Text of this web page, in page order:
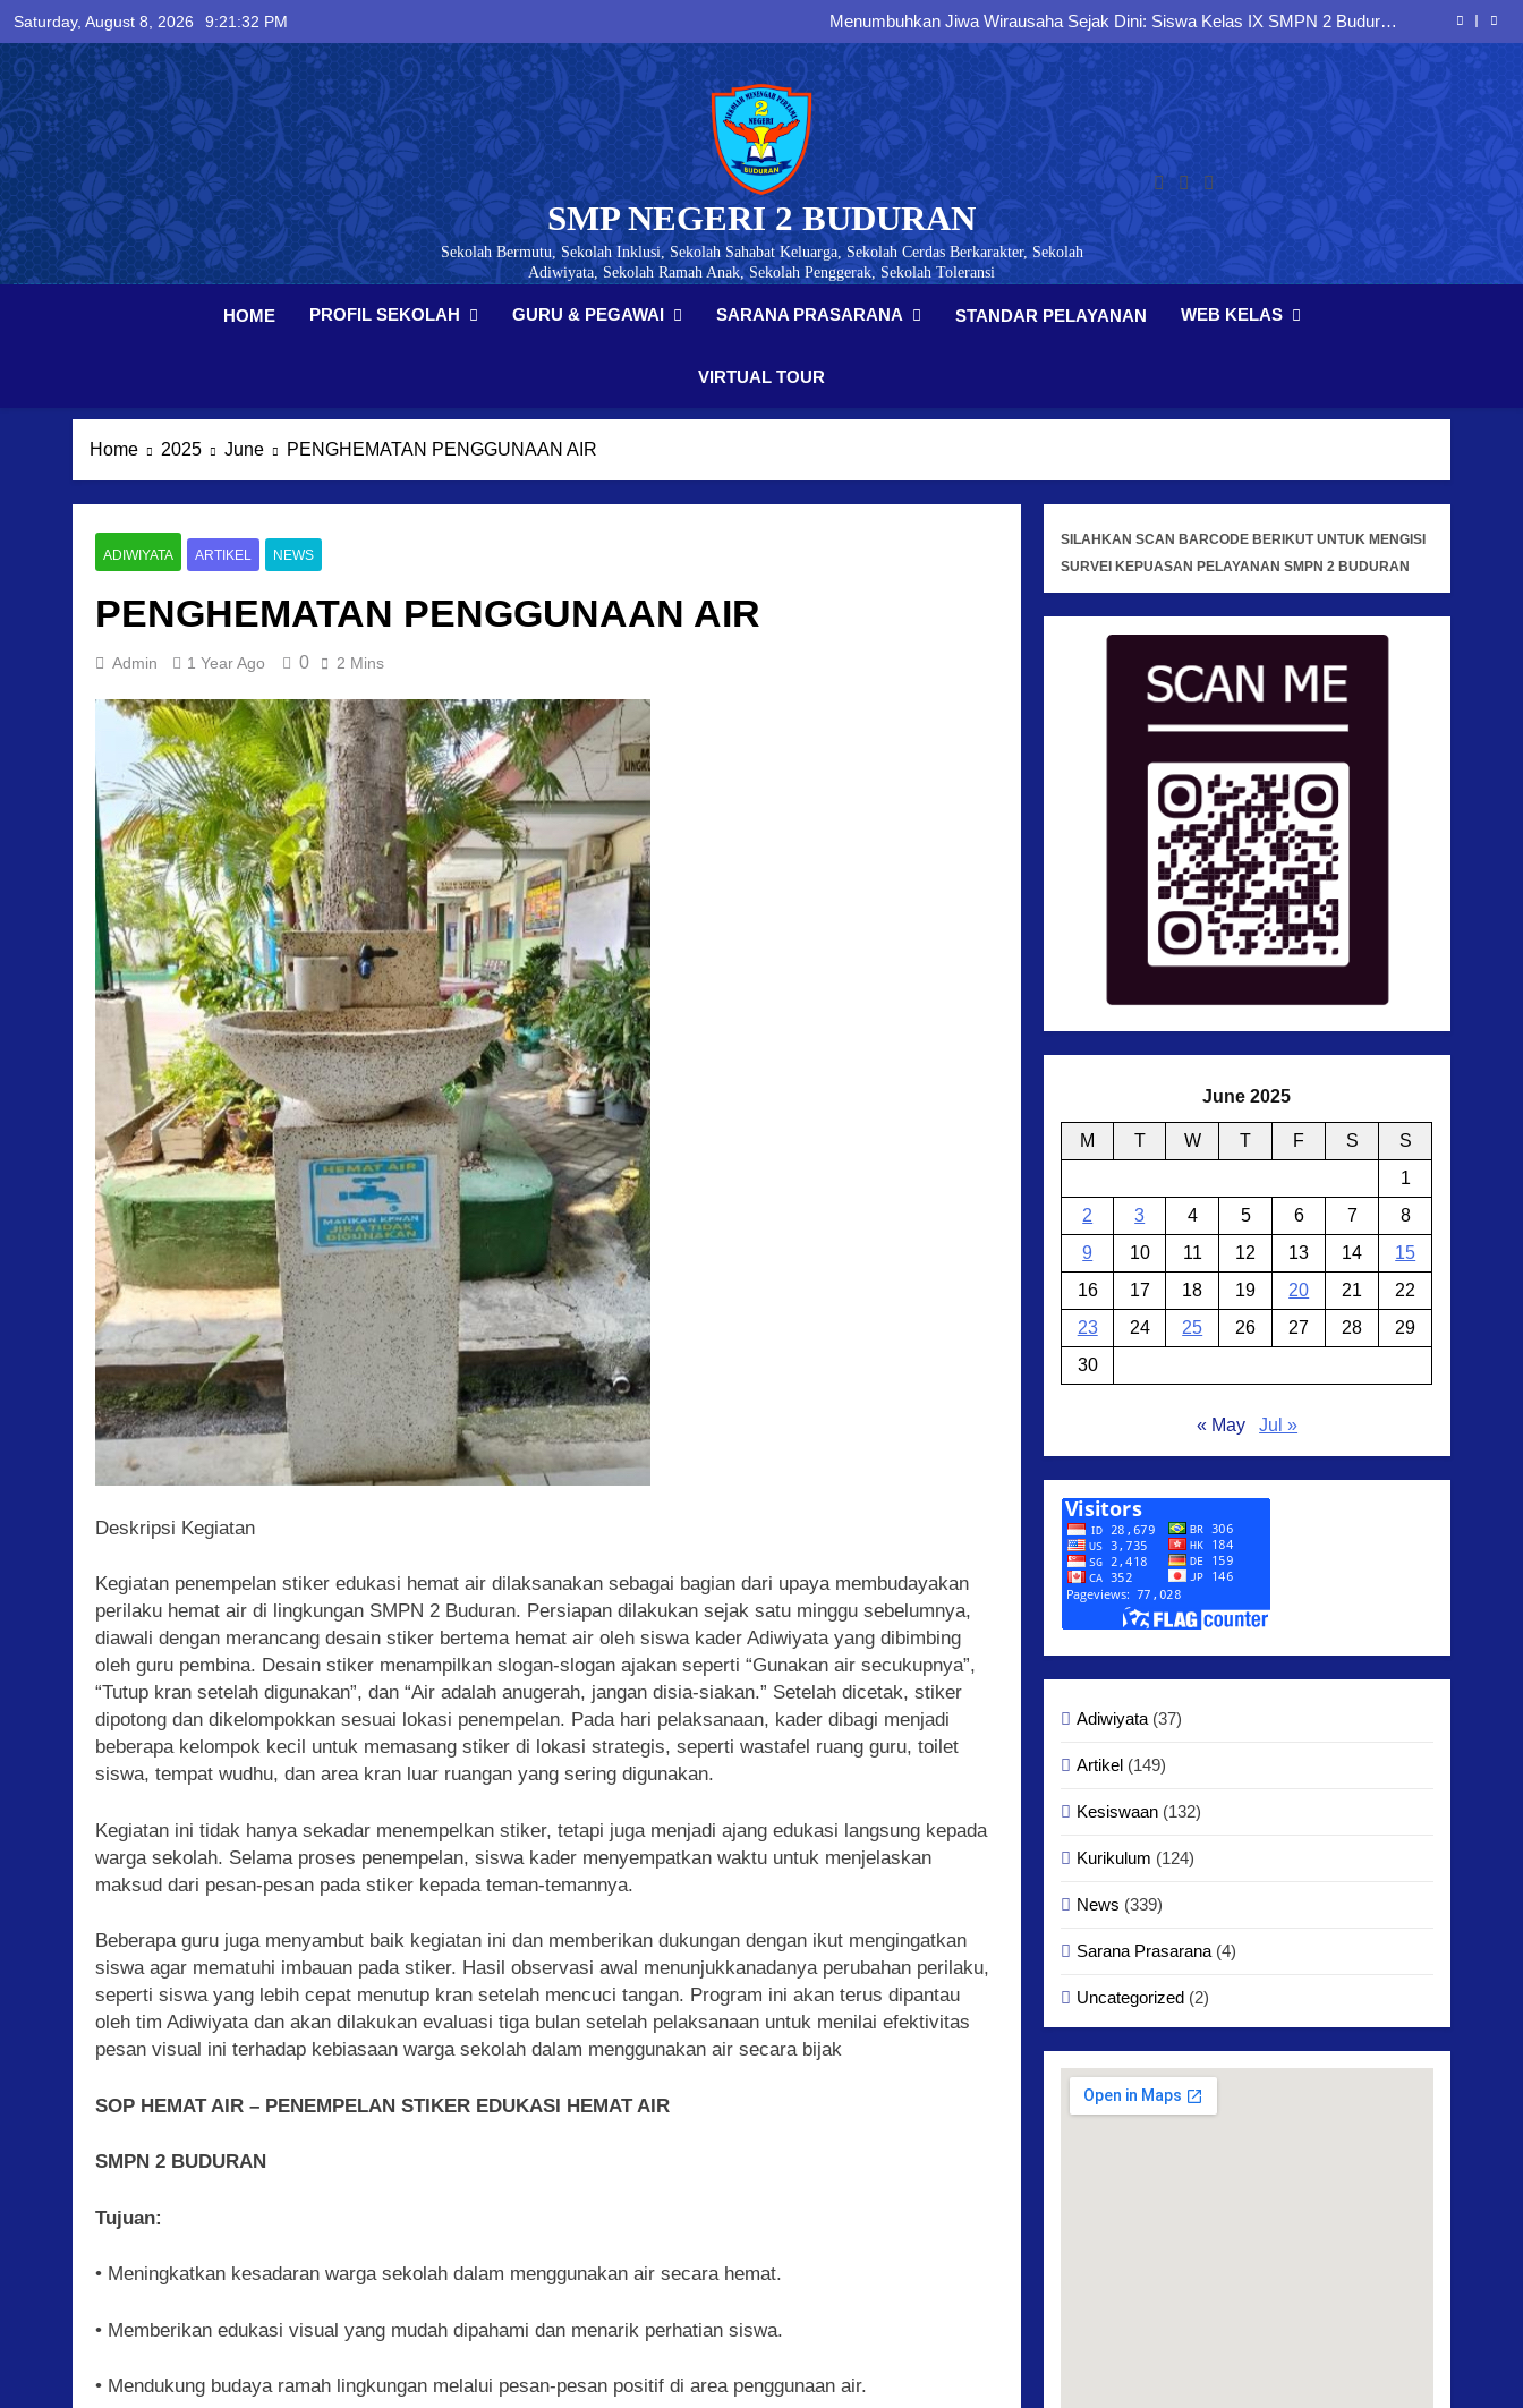
Skip
to
content
Saturday, August 8, 2026 9:21:33 PM
Antusias Mengikuti Seminar Entrepreneurship
Membangun Generasi Tertib Berlalu Lintas dan Berkarakter melalui Sosialisasi
Bersama Polresta Sidoarjo
Menumbuhkan Kesadaran Pajak Sejak Dini melalui Sosialisasi kepada Peserta
Didik SMP Negeri 2 Buduran
Membangun Karakter, Disiplin, dan Jiwa Nasionalisme melalui Latihan PBB
Bersama Koramil Buduran
Menumbuhkan Jiwa Wirausaha Sejak Dini: Siswa Kelas IX SMPN 2 Buduran
Antusias Mengikuti Seminar Entrepreneurship
Membangun Generasi Tertib Berlalu Lintas dan Berkarakter melalui Sosialisasi
Bersama Polresta Sidoarjo
Menumbuhkan Kesadaran Pajak Sejak Dini melalui Sosialisasi kepada Peserta
Didik SMP Negeri 2 Buduran
SMP NEGERI 2 BUDURAN
Sekolah Bermutu, Sekolah Inklusi, Sekolah Sahabat Keluarga, Sekolah Cerdas Berkarakter, Sekolah
Adiwiyata, Sekolah Ramah Anak, Sekolah Penggerak, Sekolah Toleransi
HOME PROFIL SEKOLAH GURU & PEGAWAI SARANA PRASARANA STANDAR PELAYANAN WEB KELAS
VIRTUAL TOUR
Home 2025 June PENGHEMATAN PENGGUNAAN AIR
ADIWIYATA ARTIKEL NEWS
PENGHEMATAN PENGGUNAAN AIR
Admin 1 Year Ago 0 2 Mins
Deskripsi Kegiatan
Kegiatan penempelan stiker edukasi hemat air dilaksanakan sebagai bagian dari upaya membudayakan
perilaku hemat air di lingkungan SMPN 2 Buduran. Persiapan dilakukan sejak satu minggu sebelumnya,
diawali dengan merancang desain stiker bertema hemat air oleh siswa kader Adiwiyata yang dibimbing
oleh guru pembina. Desain stiker menampilkan slogan-slogan ajakan seperti “Gunakan air secukupnya”,
“Tutup kran setelah digunakan”, dan “Air adalah anugerah, jangan disia-siakan.” Setelah dicetak, stiker
dipotong dan dikelompokkan sesuai lokasi penempelan. Pada hari pelaksanaan, kader dibagi menjadi
beberapa kelompok kecil untuk memasang stiker di lokasi strategis, seperti wastafel ruang guru, toilet
siswa, tempat wudhu, dan area kran luar ruangan yang sering digunakan.
Kegiatan ini tidak hanya sekadar menempelkan stiker, tetapi juga menjadi ajang edukasi langsung kepada
warga sekolah. Selama proses penempelan, siswa kader menyempatkan waktu untuk menjelaskan
maksud dari pesan-pesan pada stiker kepada teman-temannya.
Beberapa guru juga menyambut baik kegiatan ini dan memberikan dukungan dengan ikut mengingatkan
siswa agar mematuhi imbauan pada stiker. Hasil observasi awal menunjukkanadanya perubahan perilaku,
seperti siswa yang lebih cepat menutup kran setelah mencuci tangan. Program ini akan terus dipantau
oleh tim Adiwiyata dan akan dilakukan evaluasi tiga bulan setelah pelaksanaan untuk menilai efektivitas
pesan visual ini terhadap kebiasaan warga sekolah dalam menggunakan air secara bijak
SOP HEMAT AIR – PENEMPELAN STIKER EDUKASI HEMAT AIR
SMPN 2 BUDURAN
Tujuan:
• Meningkatkan kesadaran warga sekolah dalam menggunakan air secara hemat.
• Memberikan edukasi visual yang mudah dipahami dan menarik perhatian siswa.
• Mendukung budaya ramah lingkungan melalui pesan-pesan positif di area penggunaan air.
SILAHKAN SCAN BARCODE BERIKUT UNTUK MENGISI
SURVEI KEPUASAN PELAYANAN SMPN 2 BUDURAN
June 2025
M T W T F S
S
1
2
3 4 5 6 7
8
9
10 11 12 13 14
15
16
17 18 19 20 21
22
23
24 25 26 27 28
29
30
« May Jul »
Adiwiyata (37)
Artikel (149)
Kesiswaan (132)
Kurikulum (124)
News (339)
Sarana Prasarana (4)
Uncategorized (2)